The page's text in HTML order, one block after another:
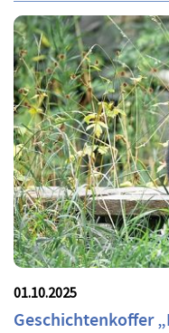
01.10.2025
Geschichtenkoffer